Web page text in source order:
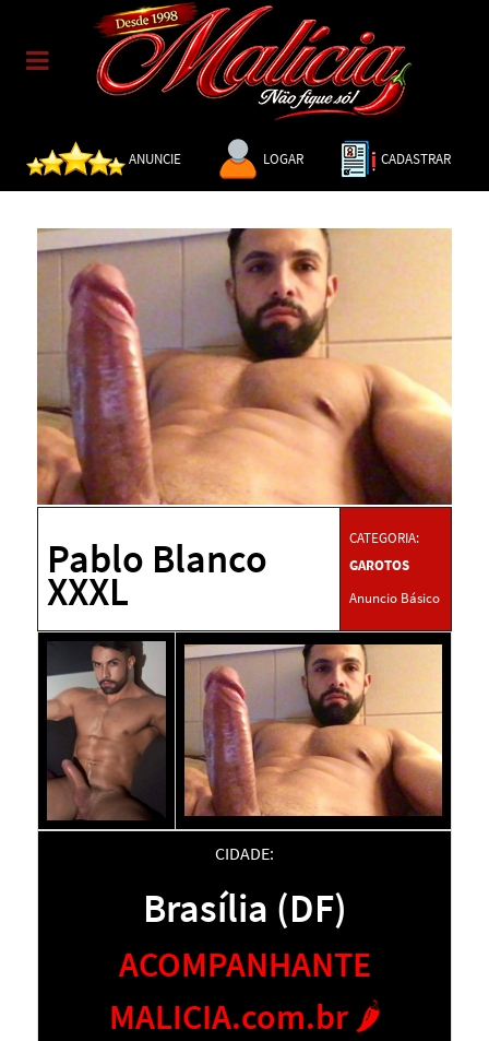
ANUNCIE LOGAR CADASTRAR
Pablo Blanco
XXXL
CATEGORIA:
GAROTOS
Anuncio Básico
CIDADE:
Brasília (DF)
ACOMPANHANTE
MALICIA.com.br 🌶️